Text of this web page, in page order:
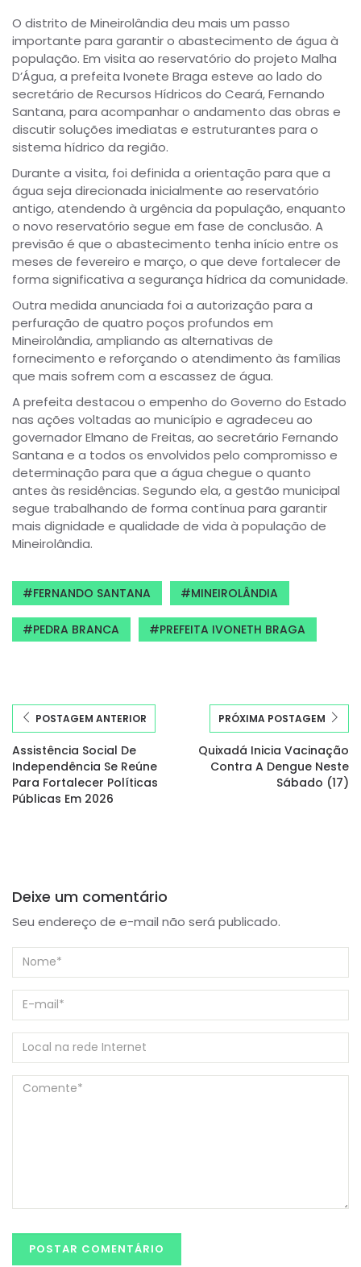
O distrito de Mineirolândia deu mais um passo
importante para garantir o abastecimento de água à
população. Em visita ao reservatório do projeto Malha
D’Água, a prefeita Ivonete Braga esteve ao lado do
secretário de Recursos Hídricos do Ceará, Fernando
Santana, para acompanhar o andamento das obras e
discutir soluções imediatas e estruturantes para o
sistema hídrico da região.
Durante a visita, foi definida a orientação para que a
água seja direcionada inicialmente ao reservatório
antigo, atendendo à urgência da população, enquanto
o novo reservatório segue em fase de conclusão. A
previsão é que o abastecimento tenha início entre os
meses de fevereiro e março, o que deve fortalecer de
forma significativa a segurança hídrica da comunidade.
Outra medida anunciada foi a autorização para a
perfuração de quatro poços profundos em
Mineirolândia, ampliando as alternativas de
fornecimento e reforçando o atendimento às famílias
que mais sofrem com a escassez de água.
A prefeita destacou o empenho do Governo do Estado
nas ações voltadas ao município e agradeceu ao
governador Elmano de Freitas, ao secretário Fernando
Santana e a todos os envolvidos pelo compromisso e
determinação para que a água chegue o quanto
antes às residências. Segundo ela, a gestão municipal
segue trabalhando de forma contínua para garantir
mais dignidade e qualidade de vida à população de
Mineirolândia.
FERNANDO SANTANA MINEIROLÂNDIA
PEDRA BRANCA PREFEITA IVONETH BRAGA
POSTAGEM ANTERIOR
Assistência Social De
Independência Se Reúne
Para Fortalecer Políticas
Públicas Em 2026
PRÓXIMA POSTAGEM
Quixadá Inicia Vacinação
Contra A Dengue Neste
Sábado (17)
Deixe um comentário
Seu endereço de e-mail não será publicado.